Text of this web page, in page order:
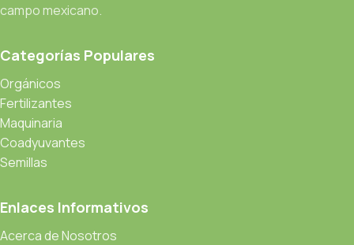
campo mexicano.
Categorías Populares
Orgánicos
Fertilizantes
Maquinaria
Coadyuvantes
Semillas
Enlaces Informativos
Acerca de Nosotros